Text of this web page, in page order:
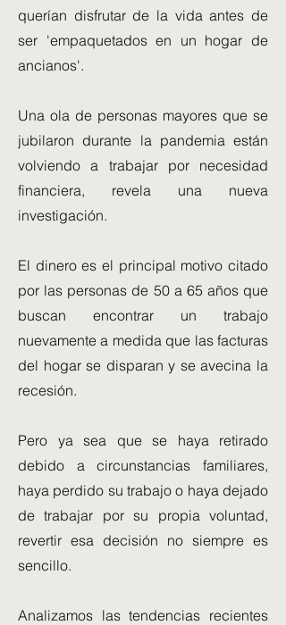
querían disfrutar de la vida antes de
ser 'empaquetados en un hogar de
ancianos'.
Una ola de personas mayores que se
jubilaron durante la pandemia están
volviendo a trabajar por necesidad
financiera, revela una nueva
investigación.
El dinero es el principal motivo citado
por las personas de 50 a 65 años que
buscan encontrar un trabajo
nuevamente a medida que las facturas
del hogar se disparan y se avecina la
recesión.
Pero ya sea que se haya retirado
debido a circunstancias familiares,
haya perdido su trabajo o haya dejado
de trabajar por su propia voluntad,
revertir esa decisión no siempre es
sencillo.
Analizamos las tendencias recientes